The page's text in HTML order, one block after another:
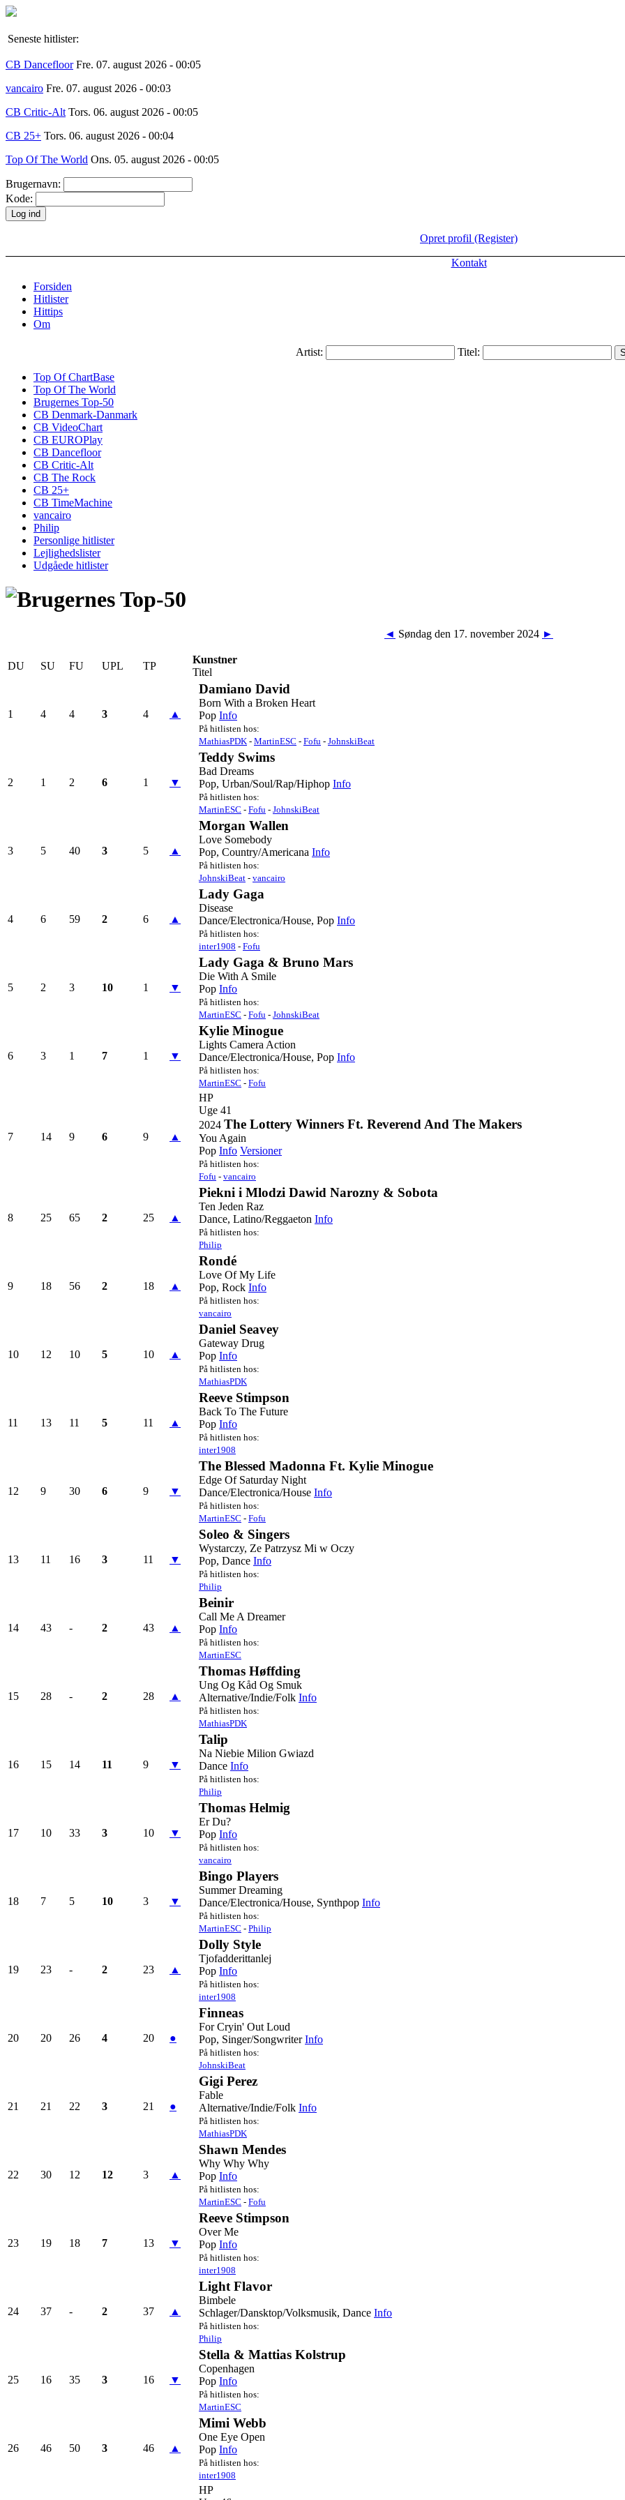
Seneste hitlister:
CB Dancefloor Fre. 07. august 2026 - 00:05
vancairo Fre. 07. august 2026 - 00:03
CB Critic-Alt Tors. 06. august 2026 - 00:05
CB 25+ Tors. 06. august 2026 - 00:04
Top Of The World Ons. 05. august 2026 - 00:05
Brugernavn:
Kode:
Opret profil (Register)
Kontakt
Forsiden
Hitlister
Hittips
Om
Artist: Titel:
Top Of ChartBase
Top Of The World
Brugernes Top-50
CB Denmark-Danmark
CB VideoChart
CB EUROPlay
CB Dancefloor
CB Critic-Alt
CB The Rock
CB 25+
CB TimeMachine
vancairo
Philip
Personlige hitlister
Lejlighedslister
Udgåede hitlister
◄ Søndag den 17. november 2024 ►
DU SU FU UPL TP
Kunstner
Titel
1 4 4 3 4 ▲
Damiano David
Born With a Broken Heart
Pop Info
På hitlisten hos:
MathiasPDK - MartinESC - Fofu - JohnskiBeat
2 1 2 6 1 ▼
Teddy Swims
Bad Dreams
Pop, Urban/Soul/Rap/Hiphop Info
På hitlisten hos:
MartinESC - Fofu - JohnskiBeat
3 5 40 3 5 ▲
Morgan Wallen
Love Somebody
Pop, Country/Americana Info
På hitlisten hos:
JohnskiBeat - vancairo
4 6 59 2 6 ▲
Lady Gaga
Disease
Dance/Electronica/House, Pop Info
På hitlisten hos:
inter1908 - Fofu
5 2 3 10 1 ▼
Lady Gaga & Bruno Mars
Die With A Smile
Pop Info
På hitlisten hos:
MartinESC - Fofu - JohnskiBeat
6 3 1 7 1 ▼
Kylie Minogue
Lights Camera Action
Dance/Electronica/House, Pop Info
På hitlisten hos:
MartinESC - Fofu
7 14 9 6 9 ▲
HP
Uge 41
2024 The Lottery Winners Ft. Reverend And The Makers
You Again
Pop Info Versioner
På hitlisten hos:
Fofu - vancairo
8 25 65 2 25 ▲
Piekni i Mlodzi Dawid Narozny & Sobota
Ten Jeden Raz
Dance, Latino/Reggaeton Info
På hitlisten hos:
Philip
9 18 56 2 18 ▲
Rondé
Love Of My Life
Pop, Rock Info
På hitlisten hos:
vancairo
10 12 10 5 10 ▲
Daniel Seavey
Gateway Drug
Pop Info
På hitlisten hos:
MathiasPDK
11 13 11 5 11 ▲
Reeve Stimpson
Back To The Future
Pop Info
På hitlisten hos:
inter1908
12 9 30 6 9 ▼
The Blessed Madonna Ft. Kylie Minogue
Edge Of Saturday Night
Dance/Electronica/House Info
På hitlisten hos:
MartinESC - Fofu
13 11 16 3 11 ▼
Soleo & Singers
Wystarczy, Ze Patrzysz Mi w Oczy
Pop, Dance Info
På hitlisten hos:
Philip
14 43 - 2 43 ▲
Beinir
Call Me A Dreamer
Pop Info
På hitlisten hos:
MartinESC
15 28 - 2 28 ▲
Thomas Høffding
Ung Og Kåd Og Smuk
Alternative/Indie/Folk Info
På hitlisten hos:
MathiasPDK
16 15 14 11 9 ▼
Talip
Na Niebie Milion Gwiazd
Dance Info
På hitlisten hos:
Philip
17 10 33 3 10 ▼
Thomas Helmig
Er Du?
Pop Info
På hitlisten hos:
vancairo
18 7 5 10 3 ▼
Bingo Players
Summer Dreaming
Dance/Electronica/House, Synthpop Info
På hitlisten hos:
MartinESC - Philip
19 23 - 2 23 ▲
Dolly Style
Tjofadderittanlej
Pop Info
På hitlisten hos:
inter1908
20 20 26 4 20 ●
Finneas
For Cryin' Out Loud
Pop, Singer/Songwriter Info
På hitlisten hos:
JohnskiBeat
21 21 22 3 21 ●
Gigi Perez
Fable
Alternative/Indie/Folk Info
På hitlisten hos:
MathiasPDK
22 30 12 12 3 ▲
Shawn Mendes
Why Why Why
Pop Info
På hitlisten hos:
MartinESC - Fofu
23 19 18 7 13 ▼
Reeve Stimpson
Over Me
Pop Info
På hitlisten hos:
inter1908
24 37 - 2 37 ▲
Light Flavor
Bimbele
Schlager/Dansktop/Volksmusik, Dance Info
På hitlisten hos:
Philip
25 16 35 3 16 ▼
Stella & Mattias Kolstrup
Copenhagen
Pop Info
På hitlisten hos:
MartinESC
26 46 50 3 46 ▲
Mimi Webb
One Eye Open
Pop Info
På hitlisten hos:
inter1908
HP